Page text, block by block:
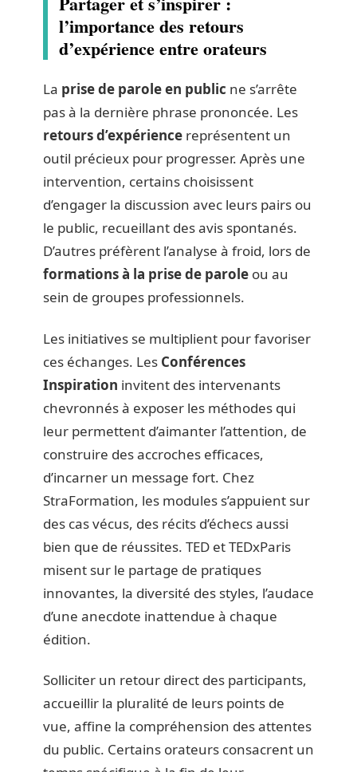
l’importance des retours
d’expérience entre orateurs
La prise de parole en public ne s’arrête
pas à la dernière phrase prononcée. Les
retours d’expérience représentent un
outil précieux pour progresser. Après une
intervention, certains choisissent
d’engager la discussion avec leurs pairs ou
le public, recueillant des avis spontanés.
D’autres préfèrent l’analyse à froid, lors de
formations à la prise de parole ou au
sein de groupes professionnels.
Les initiatives se multiplient pour favoriser
ces échanges. Les Conférences
Inspiration invitent des intervenants
chevronnés à exposer les méthodes qui
leur permettent d’aimanter l’attention, de
construire des accroches efficaces,
d’incarner un message fort. Chez
StraFormation, les modules s’appuient sur
des cas vécus, des récits d’échecs aussi
bien que de réussites. TED et TEDxParis
misent sur le partage de pratiques
innovantes, la diversité des styles, l’audace
d’une anecdote inattendue à chaque
édition.
Solliciter un retour direct des participants,
accueillir la pluralité de leurs points de
vue, affine la compréhension des attentes
du public. Certains orateurs consacrent un